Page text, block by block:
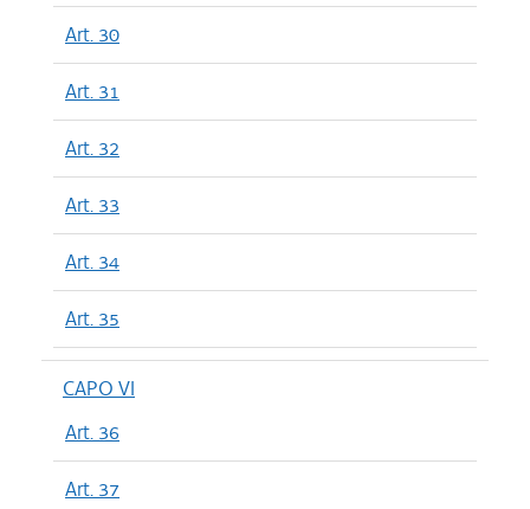
Art. 30
Art. 31
Art. 32
Art. 33
Art. 34
Art. 35
CAPO VI
Art. 36
Art. 37